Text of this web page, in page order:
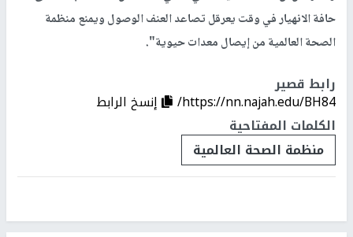
حافة الانهيار في وقت يعرقل تصاعد العنف الوصول ويمنع منظمة
الصحة العالمية من إيصال معدات حيوية".
رابط قصير
https://nn.najah.edu/BH84/
إنسخ الرابط
الكلمات المفتاحية
منظمة الصحة العالمية